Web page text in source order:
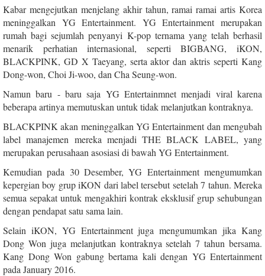
Kabar mengejutkan menjelang akhir tahun, ramai ramai artis Korea
meninggalkan YG Entertainment. YG Entertainment merupakan
rumah bagi sejumlah penyanyi K-pop ternama yang telah berhasil
menarik perhatian internasional, seperti BIGBANG, iKON,
BLACKPINK, GD X Taeyang, serta aktor dan aktris seperti Kang
Dong-won, Choi Ji-woo, dan Cha Seung-won.
Namun baru - baru saja YG Entertainmnet menjadi viral karena
beberapa artinya memutuskan untuk tidak melanjutkan kontraknya.
BLACKPINK akan meninggalkan YG Entertainment dan mengubah
label manajemen mereka menjadi THE BLACK LABEL, yang
merupakan perusahaan asosiasi di bawah YG Entertainment.
Kemudian pada 30 Desember, YG Entertainment mengumumkan
kepergian boy grup iKON dari label tersebut setelah 7 tahun. Mereka
semua sepakat untuk mengakhiri kontrak eksklusif grup sehubungan
dengan pendapat satu sama lain.
Selain iKON, YG Entertainment juga mengumumkan jika Kang
Dong Won juga melanjutkan kontraknya setelah 7 tahun bersama.
Kang Dong Won gabung bertama kali dengan YG Entertainment
pada January 2016.